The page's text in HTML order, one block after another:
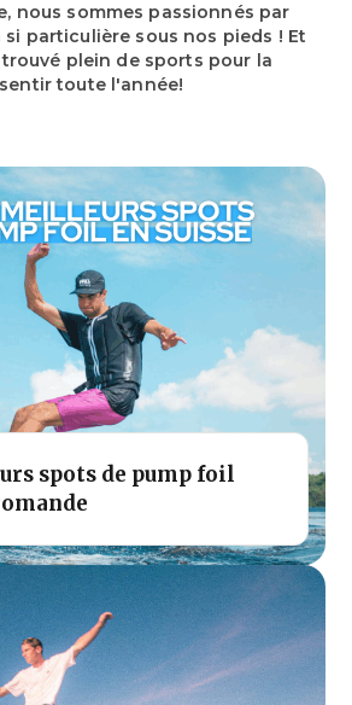
nous sommes passionnés par
particulière sous nos pieds ! Et
plein de sports pour la
toute l'année!
spots de pump foil